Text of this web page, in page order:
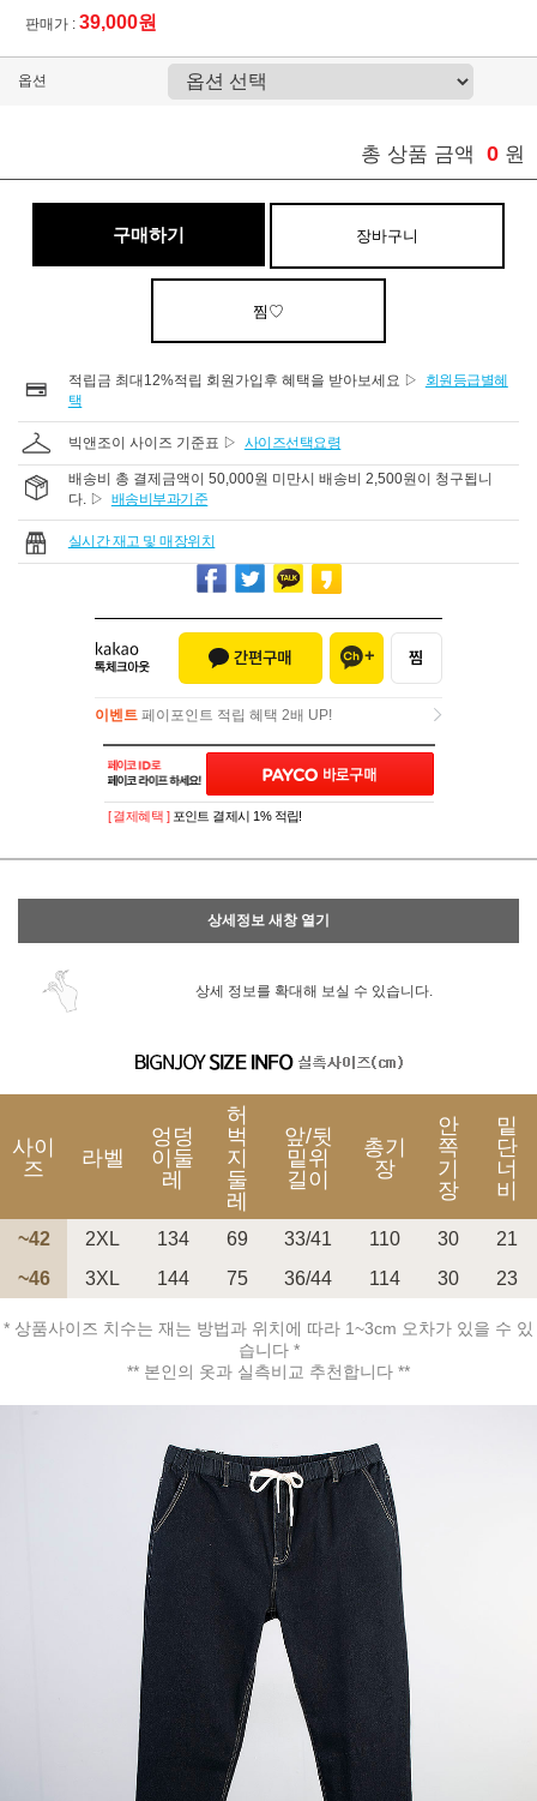
판매가 : 39,000원
옵션
총 상품 금액 0 원
구매하기 장바구니
찜♡
적립금 최대12%적립 회원가입후 혜택을 받아보세요 ▷
회원등급별혜
택
빅앤조이 사이즈 기준표 ▷ 사이즈선택요령
배송비 총 결제금액이 50,000원 미만시 배송비 2,500원이 청구됩니
다. ▷ 배송비부과기준
실시간 재고 및 매장위치
이벤트 페이포인트 적립 혜택 2배 UP!
이벤트페이포인트 적립 혜택 2배 UP!
PAYCO 바로구매
[ 결제혜택 ] 포인트 결제시 1% 적립!
상세정보 새창 열기
상세 정보를 확대해 보실 수 있습니다.
사이
즈
라벨
엉덩
이둘
레
허
벅
지
둘
레
앞/뒷
밑위
길이
총기
장
안
쪽
기
장
밑
단
너
비
~42 2XL 134 69 33/41 110 30
21
~46
3XL 144 75 36/44 114 30 23
* 상품사이즈 치수는 재는 방법과 위치에 따라 1~3cm 오차가 있을 수 있
습니다 *
** 본인의 옷과 실측비교 추천합니다 **